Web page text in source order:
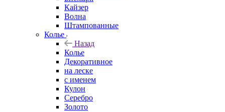
Кайзер
Волна
Штампованные
Колье
Назад
Колье
Декоративное
на леске
с именем
Кулон
Серебро
Золото